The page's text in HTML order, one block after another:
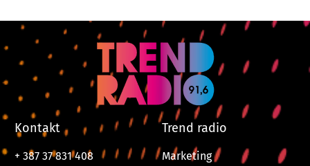
Kontakt
+ 387 37 831 408
Trend radio
Marketing